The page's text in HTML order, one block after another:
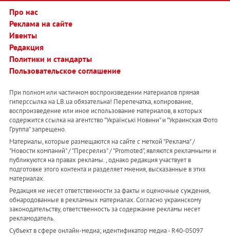
Про нас
Реклама на сайте
Ивенты
Редакция
Политики и стандарты
Пользовательское соглашение
При полном или частичном воспроизведении материалов прямая
гиперссылка на LB.ua обязательна! Перепечатка, копирование,
воспроизведение или иное использование материалов, в которых
содержится ссылка на агентство "Українськi Новини" и "Украинская Фото
Группа" запрещено.
Материалы, которые размещаются на сайте с меткой "Реклама" /
"Новости компаний" / "Пресрелиз" / "Promoted", являются рекламными и
публикуются на правах рекламы. , однако редакция участвует в
подготовке этого контента и разделяет мнения, высказанные в этих
материалах.
Редакция не несет ответственности за факты и оценочные суждения,
обнародованные в рекламных материалах. Согласно украинскому
законодательству, ответственность за содержание рекламы несет
рекламодатель.
Субъект в сфере онлайн-медиа; идентификатор медиа - R40-05097